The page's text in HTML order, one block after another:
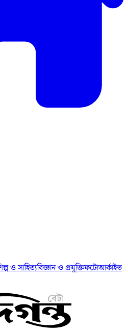
ও সাহিত্যবিজ্ঞান ও প্রযুক্তিফটোআর্কাইভ